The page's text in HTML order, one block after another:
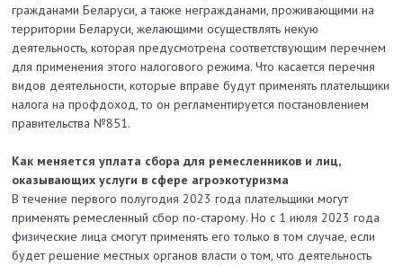
гражданами Беларуси, а также негражданами, проживающими на
территории Беларуси, желающими осуществлять некую
деятельность, которая предусмотрена соответствующим перечнем
для применения этого налогового режима. Что касается перечня
видов деятельности, которые вправе будут применять плательщики
налога на профдоход, то он регламентируется постановлением
правительства №851.
Как меняется уплата сбора для ремесленников и лиц,
оказывающих услуги в сфере агроэкотуризма
В течение первого полугодия 2023 года плательщики могут
применять ремесленный сбор по-старому. Но с 1 июля 2023 года
физические лица смогут применять его только в том случае, если
будет решение местных органов власти о том, что деятельность